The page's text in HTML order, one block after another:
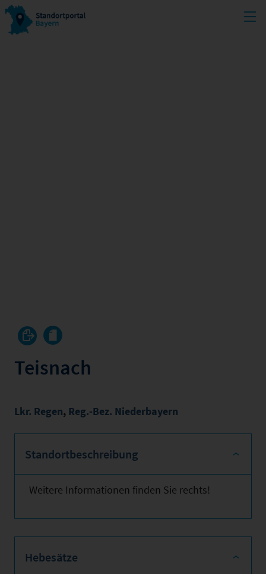
Teisnach
Lkr. Regen, Reg.-Bez. Niederbayern
Standortbeschreibung
Weitere Informationen finden Sie rechts!
Hebesätze